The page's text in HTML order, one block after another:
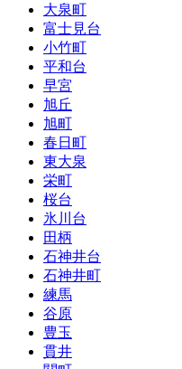
大泉町
富士見台
小竹町
平和台
早宮
旭丘
旭町
春日町
東大泉
栄町
桜台
氷川台
田柄
石神井台
石神井町
練馬
谷原
豊玉
貫井